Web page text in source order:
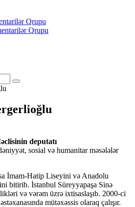
Qrupu
Qrupu
deputatı
sosial və humanitar məsələlər
İmam-Hatip Liseyini və Anadolu
bitirib. İstanbul Süreyyapaşa Sinə
və vərəm üzrə ixtisaslaşıb. 2000-ci
mütəxəssis olaraq çalışır.